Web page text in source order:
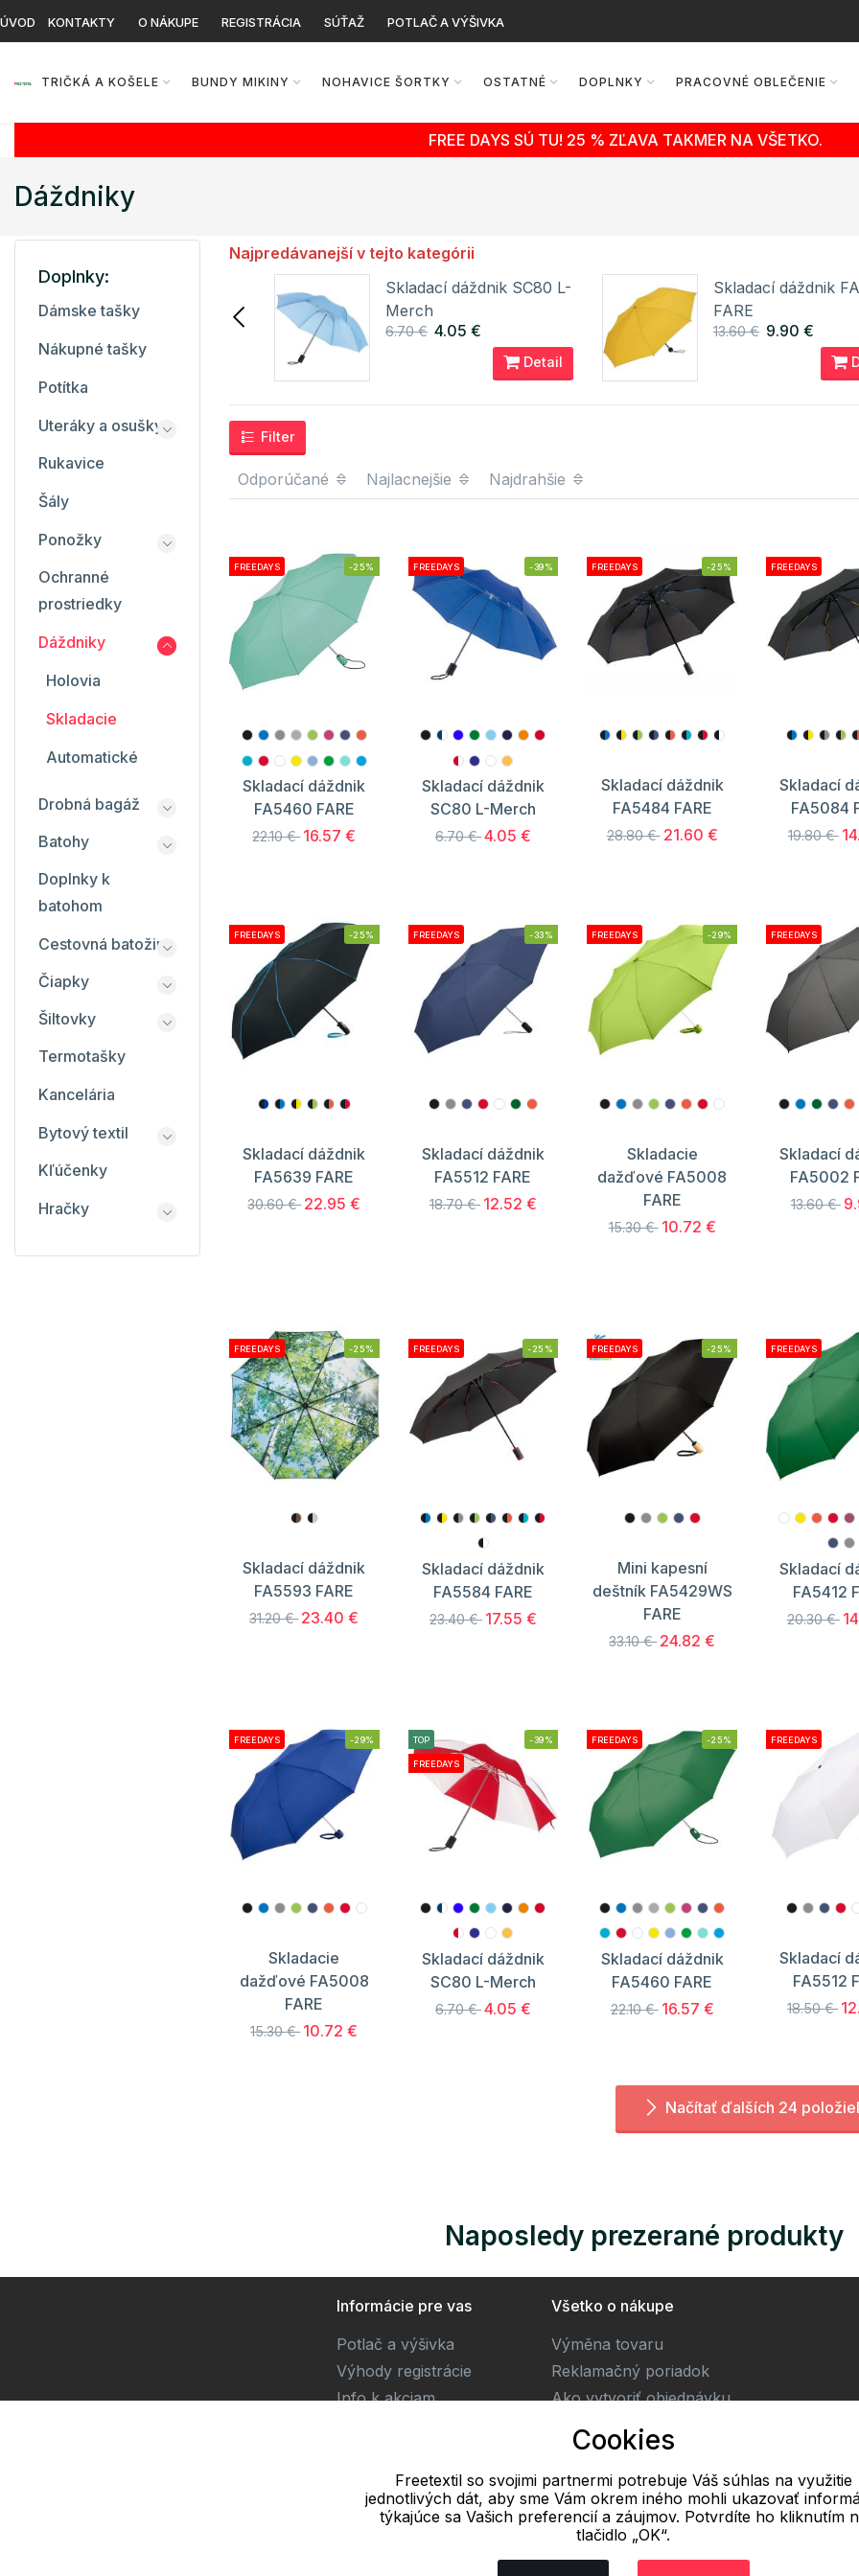
ÚVOD KONTAKTY O NÁKUPE REGISTRÁCIA SÚŤAŽ POTLAČ A VÝŠIVKA
TRIČKÁ A KOŠELE BUNDY MIKINY NOHAVICE ŠORTKY OSTATNÉ DOPLNKY PRACOVNÉ OBLEČENIE
FREE DAYS SÚ TU! 25 % ZĽAVA TAKMER NA VŠETKO.
Dáždniky
Najpredávanejší v tejto kategórii
Skladací dáždnik SC80 L-
Merch
Skladací dáždnik SC80 L-
Merch
6.70 € 4.05 €
Detail
Skladací dáždnik
FARE
13.60 € 9.90 €
Filter
Odporúčané Najlacnejšie Najdrahšie
FREEDAYS -25%
Skladací dáždnik
FA5460 FARE
22.10 € 16.57 €
FREEDAYS -39%
Skladací dáždnik
SC80 L-Merch
6.70 €4.05 €
FREEDAYS -25%
Skladací dáždnik
FA5484 FARE
28.80 € 21.60 €
FREEDAYS
Skladací
FA5084
19.80 €
FREEDAYS -25%
Skladací dáždnik
FA5639 FARE
30.60 € 22.95 €
FREEDAYS -33%
Skladací dáždnik
FA5512 FARE
18.70 € 12.52 €
FREEDAYS -29%
Skladacie
dažďové FA5008
FARE
15.30 € 10.72 €
FREEDAYS
Skladací
FA5002
13.60 €
FREEDAYS -25%
Skladací dáždnik
FA5593 FARE
31.20 € 23.40 €
FREEDAYS -25%
Skladací dáždnik
FA5584 FARE
23.40 € 17.55 €
FREEDAYS -25%
Mini kapesní
deštník FA5429WS
FARE
33.10 € 24.82 €
FREEDAYS
Skladací
FA5412
20.30 €
FREEDAYS -29%
Skladacie
dažďové FA5008
FARE
15.30 € 10.72 €
TOP
FREEDAYS
-39%
Skladací dáždnik
SC80 L-Merch
6.70 €4.05 €
FREEDAYS -25%
Skladací dáždnik
FA5460 FARE
22.10 € 16.57 €
FREEDAYS
Skladací
FA5512
18.50 €
Načítať ďalších 24
Doplnky:
Dámske tašky
Nákupné tašky
Potítka
Uteráky a osušky
Rukavice
Šály
Ponožky
Ochranné
prostriedky
Dáždniky
Holovia
Skladacie
Automatické
Drobná bagáž
Batohy
Doplnky k
batohom
Cestovná batožina
Čiapky
Šiltovky
Termotašky
Kancelária
Bytový textil
Kľúčenky
Hračky
Naposledy prezerané produkty
Informácie pre vas
Potlač a výšivka
Výhody registrácie
Info k akciam
Všetko o nákupe
Výměna tovaru
Reklamačný poriadok
Ako vytvoriť objednávku
Obchodné podmienky
Doprava
E-mail
Online
info@freetextil.sk
Cookies
Freetextil so svojimi partnermi potrebuje Váš súhlas na využitie
jednotlivých dát, aby sme Vám okrem iného mohli ukazovať
týkajúce sa Vašich preferencií a záujmov. Potvrdíte ho kliknutím
tlačidlo „OK“.